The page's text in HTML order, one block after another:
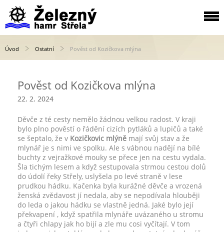
Úvod Ostatní Pověst od Kozičkova mlýna
Pověst od Kozičkova mlýna
22. 2. 2024
Děvče z té cesty nemělo žádnou velkou radost. V kraji
bylo plno pověstí o řádění cizích pytláků a lupičů a také
se šeptalo, že v Kozičkovic mlýně mají svůj stav a že
mlynář je s nimi ve spolku. Ale s vábnou nadějí na bílé
buchty z vejražkové mouky se přece jen na cestu vydala.
Šla tichým lesem a když sestupovala strmou cestou dolů
do údolí řeky Střely, uslyšela po levé straně v lese
prudkou hádku. Kačenka byla kurážné děvče a vrozená
ženská zvědavost jí nedala, aby se nepodívala hlouběji
do leda o jakou hádku se vlastně jedná. Jaké bylo její
překvapení , když spatřila mlynáře uvázaného u stromu
a čtyři chlapy jak ho bijí a zle mu cosi vyčítají. V tom